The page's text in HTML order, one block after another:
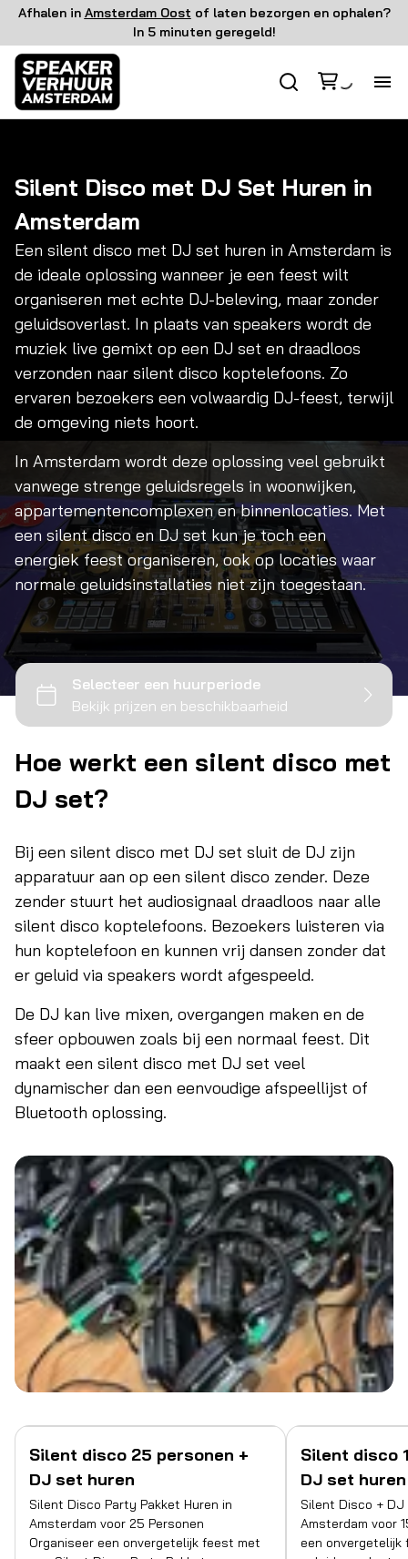
Afhalen in Amsterdam Oost of laten bezorgen en ophalen?
In 5 minuten geregeld!
Silent Disco met DJ Set Huren in
Amsterdam
Een silent disco met DJ set huren in Amsterdam is
de ideale oplossing wanneer je een feest wilt
organiseren met echte DJ-beleving, maar zonder
geluidsoverlast. In plaats van speakers wordt de
muziek live gemixt op een DJ set en draadloos
verzonden naar silent disco koptelefoons. Zo
ervaren bezoekers een volwaardig DJ-feest, terwijl
de omgeving niets hoort.
In Amsterdam wordt deze oplossing veel gebruikt
vanwege strenge geluidsregels in woonwijken,
appartementencomplexen en binnenlocaties. Met
een silent disco en DJ set kun je toch een
energiek feest organiseren, ook op locaties waar
normale geluidsinstallaties niet zijn toegestaan.
Hoe werkt een silent disco met
DJ set?
Bij een silent disco met DJ set sluit de DJ zijn
apparatuur aan op een silent disco zender. Deze
zender stuurt het audiosignaal draadloos naar alle
silent disco koptelefoons. Bezoekers luisteren via
hun koptelefoon en kunnen vrij dansen zonder dat
er geluid via speakers wordt afgespeeld.
De DJ kan live mixen, overgangen maken en de
sfeer opbouwen zoals bij een normaal feest. Dit
maakt een silent disco met DJ set veel
dynamischer dan een eenvoudige afspeellijst of
Bluetooth oplossing.
Silent disco 25 personen +
DJ set huren
Silent Disco Party Pakket Huren in
Amsterdam voor 25 Personen
Organiseer een onvergetelijk feest met
Silent disco
DJ set huren
Silent Disco +
Amsterdam voor
een onvergetelijk